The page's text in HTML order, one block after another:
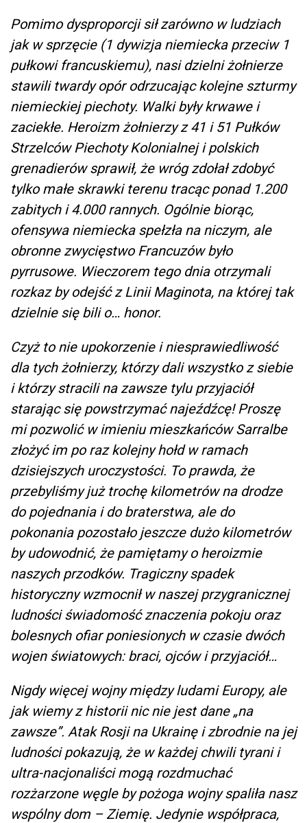
Pomimo dysproporcji sił zarówno w ludziach
jak w sprzęcie (1 dywizja niemiecka przeciw 1
pułkowi francuskiemu), nasi dzielni żołnierze
stawili twardy opór odrzucając kolejne szturmy
niemieckiej piechoty. Walki były krwawe i
zaciekłe. Heroizm żołnierzy z 41 i 51 Pułków
Strzelców Piechoty Kolonialnej i polskich
grenadierów sprawił, że wróg zdołał zdobyć
tylko małe skrawki terenu tracąc ponad 1.200
zabitych i 4.000 rannych. Ogólnie biorąc,
ofensywa niemiecka spełzła na niczym, ale
obronne zwycięstwo Francuzów było
pyrrusowe. Wieczorem tego dnia otrzymali
rozkaz by odejść z Linii Maginota, na której tak
dzielnie się bili o… honor.
Czyż to nie upokorzenie i niesprawiedliwość
dla tych żołnierzy, którzy dali wszystko z siebie
i którzy stracili na zawsze tylu przyjaciół
starając się powstrzymać najeźdźcę! Proszę
mi pozwolić w imieniu mieszkańców Sarralbe
złożyć im po raz kolejny hołd w ramach
dzisiejszych uroczystości. To prawda, że
przebyliśmy już trochę kilometrów na drodze
do pojednania i do braterstwa, ale do
pokonania pozostało jeszcze dużo kilometrów
by udowodnić, że pamiętamy o heroizmie
naszych przodków. Tragiczny spadek
historyczny wzmocnił w naszej przygranicznej
ludności świadomość znaczenia pokoju oraz
bolesnych ofiar poniesionych w czasie dwóch
wojen światowych: braci, ojców i przyjaciół…
Nigdy więcej wojny między ludami Europy, ale
jak wiemy z historii nic nie jest dane „na
zawsze”. Atak Rosji na Ukrainę i zbrodnie na jej
ludności pokazują, że w każdej chwili tyrani i
ultra-nacjonaliści mogą rozdmuchać
rozżarzone węgle by pożoga wojny spaliła nasz
wspólny dom – Ziemię. Jedynie współpraca,